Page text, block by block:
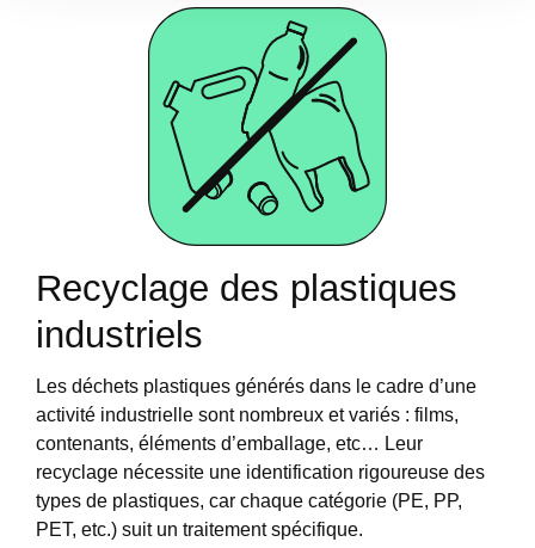
ou qu'ils ont collectées lors de votre utilisation de leurs
Recyclage des plastiques
industriels
Les déchets plastiques générés dans le cadre d’une
activité industrielle sont nombreux et variés : films,
contenants, éléments d’emballage, etc… Leur
recyclage nécessite une identification rigoureuse des
types de plastiques, car chaque catégorie (PE, PP,
PET, etc.) suit un traitement spécifique.